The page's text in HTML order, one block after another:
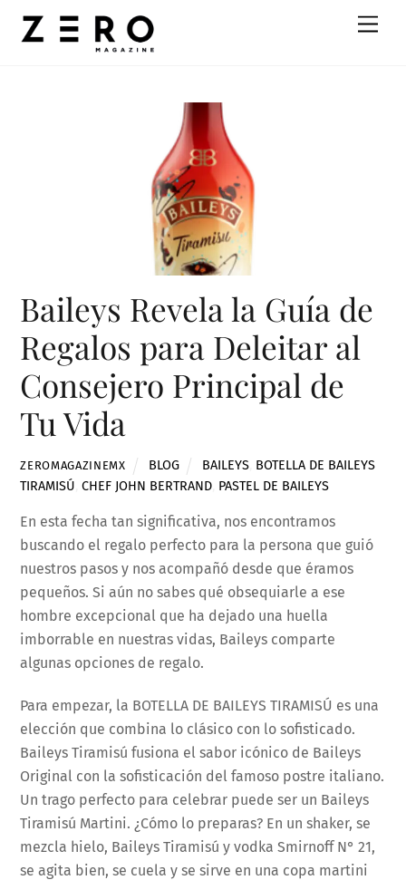
Baileys Revela la Guía de
Regalos para Deleitar al
Consejero Principal de
Tu Vida
ZEROMAGAZINEMX BLOG BAILEYS BOTELLA DE BAILEYS
TIRAMISÚ ,CHEF JOHN BERTRAND PASTEL DE BAILEYS
En esta fecha tan significativa, nos encontramos
buscando el regalo perfecto para la persona que guió
nuestros pasos y nos acompañó desde que éramos
pequeños. Si aún no sabes qué obsequiarle a ese
hombre excepcional que ha dejado una huella
imborrable en nuestras vidas, Baileys comparte
algunas opciones de regalo.
Para empezar, la BOTELLA DE BAILEYS TIRAMISÚ es una
elección que combina lo clásico con lo sofisticado.
Baileys Tiramisú fusiona el sabor icónico de Baileys
Original con la sofisticación del famoso postre italiano.
Un trago perfecto para celebrar puede ser un Baileys
Tiramisú Martini. ¿Cómo lo preparas? En un shaker, se
mezcla hielo, Baileys Tiramisú y vodka Smirnoff N° 21,
se agita bien, se cuela y se sirve en una copa martini